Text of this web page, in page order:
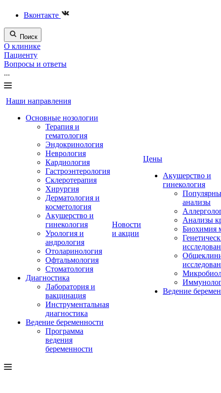
Вконтакте
Поиск
О клинике
Пациенту
Вопросы и ответы
...
Наши направления
Основные нозологии
Терапия и
гематология
Эндокринология
Неврология
Кардиология
Гастроэнтерология
Склеротерапия
Хирургия
Дерматология и
косметология
Акушерство и
гинекология
Урология и
андрология
Отоларинология
Офтальмология
Стоматология
Диагностика
Лаборатория и
вакцинация
Инструментальная
диагностика
Ведение беременности
Программа
ведения
беременности
Новости
и акции
Цены
Акушерство и
гинекология
анализы
Анализы
Биохимия
Ведение